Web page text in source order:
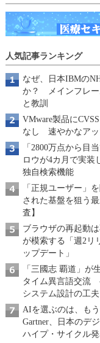
人気記事ランキング
なぜ、日本IBMの
か？ メインフレー
と教訓
VMware製品に
なし 速やかなアッ
「2800万点から目
ロウが4カ月で実装
独自検索機能
「正規ユーザー」
された基盤を狙う
査】
ブラウザの再起動
が模索する「週2リ
ップデート」
「三國志 覇道」が
タイム異言語交流
システム設計の工夫
AIを選ぶのは、も
Gartner、日本のデ
ハイプ・サイクル